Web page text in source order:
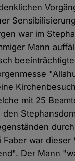
war im
Mann
mit 25
Faber war
Der Mann